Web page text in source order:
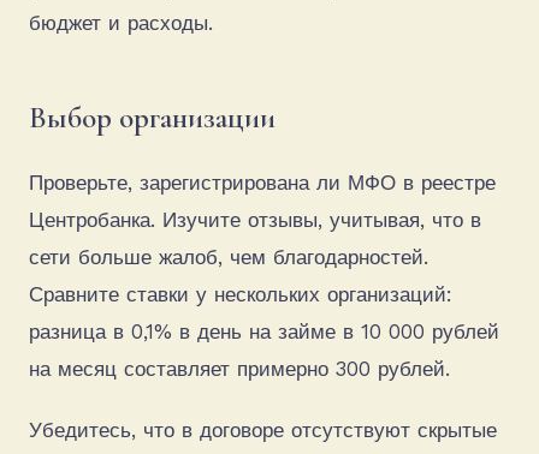
бюджет и расходы.
Выбор организации
Проверьте, зарегистрирована ли МФО в реестре
Центробанка. Изучите отзывы, учитывая, что в
сети больше жалоб, чем благодарностей.
Сравните ставки у нескольких организаций:
разница в 0,1% в день на займе в 10 000 рублей
на месяц составляет примерно 300 рублей.
Убедитесь, что в договоре отсутствуют скрытые